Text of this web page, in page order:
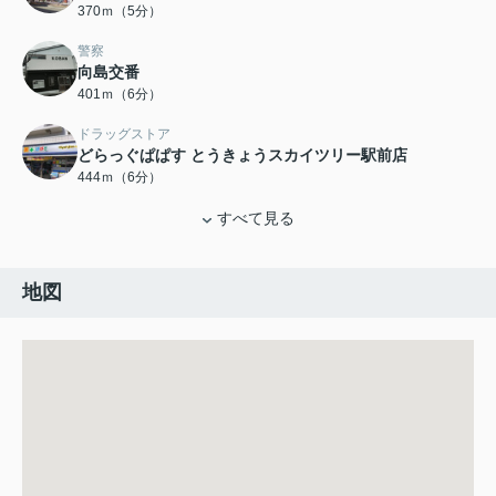
370ｍ（5分）
警察
向島交番
401ｍ（6分）
ドラッグストア
どらっぐぱぱす とうきょうスカイツリー駅前店
444ｍ（6分）
すべて見る
地図